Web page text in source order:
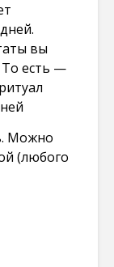
вы
есть —
Можно
(любого